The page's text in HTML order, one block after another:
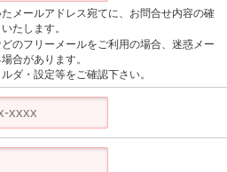
メールアドレス宛てに、お問合せ内容の確
たします。
のフリーメールをご利用の場合、迷惑メー
合があります。
ダ・設定等をご確認下さい。